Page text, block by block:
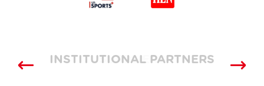
SUPPLIERS
INSTITUTIONAL PARTNERS